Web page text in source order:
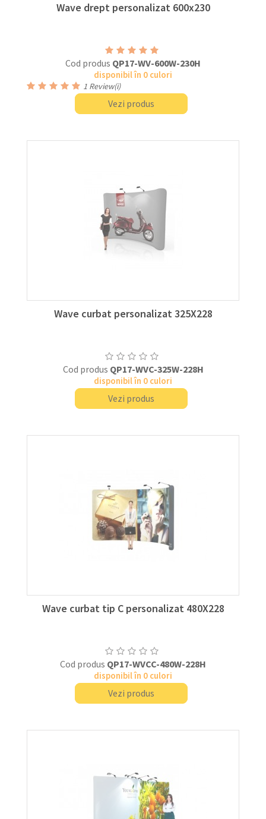
Wave drept personalizat 600x230
Cod produs QP17-WV-600W-230H
disponibil în 0 culori
1 Review(i)
Vezi produs
Wave curbat personalizat 325X228
Cod produs QP17-WVC-325W-228H
disponibil în 0 culori
Vezi produs
Wave curbat tip C personalizat 480X228
Cod produs QP17-WVCC-480W-228H
disponibil în 0 culori
Vezi produs